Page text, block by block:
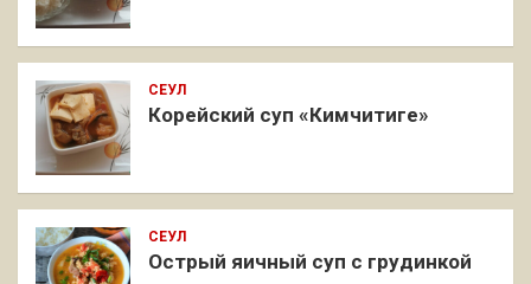
СЕУЛ
Корейский суп «Кимчитиге»
СЕУЛ
Острый яичный суп с грудинкой